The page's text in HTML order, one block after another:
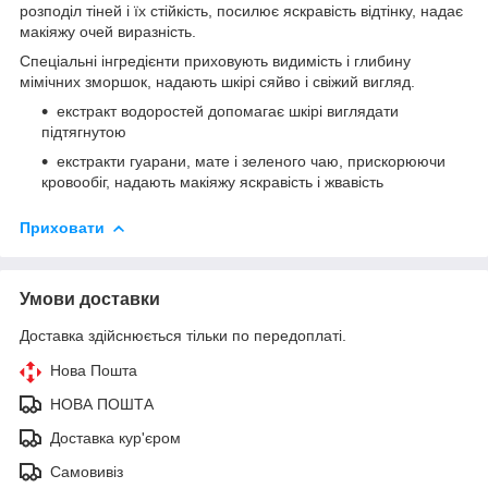
розподіл тіней і їх стійкість, посилює яскравість відтінку, надає
макіяжу очей виразність.
Спеціальні інгредієнти приховують видимість і глибину
мімічних зморшок, надають шкірі сяйво і свіжий вигляд.
екстракт водоростей допомагає шкірі виглядати
підтягнутою
екстракти гуарани, мате і зеленого чаю, прискорюючи
кровообіг, надають макіяжу яскравість і жвавість
Приховати
Умови доставки
Доставка здійснюється тільки по передоплаті.
Нова Пошта
НОВА ПОШТА
Доставка кур'єром
Самовивіз